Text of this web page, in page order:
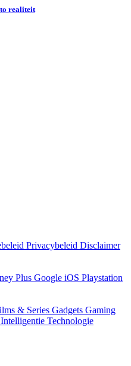
realiteit
Privacybeleid Disclaimer
Plus Google iOS Playstation
& Series Gadgets Gaming
Technologie